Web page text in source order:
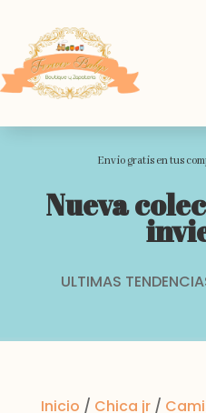
Envio gratis en tus
Nueva
ULTIMAS
Inicio / Chica jr/